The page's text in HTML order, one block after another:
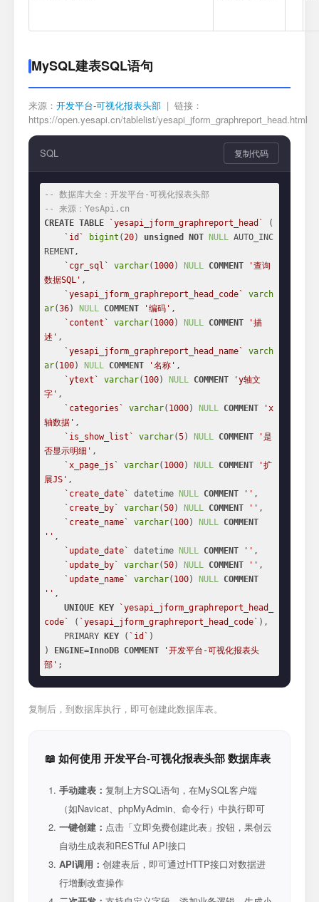
MySQL建表SQL语句
来源： 开发平台-可视化报表头部 | 链接：
https://open.yesapi.cn/tablelist/yesapi_jform_graphreport_head.html
SQL 复制代码
-- 数据库大全：开发平台-可视化报表头部
-- 来源：YesApi.cn
CREATE TABLE `yesapi_jform_graphreport_head`
(
`id`
bigint (20) unsigned NOT NULL AUTO_INC
REMENT,
`cgr_sql`
varchar( 1000) NULL COMMENT
'查询
数据SQL' ,
`yesapi_jform_graphreport_head_code`
varch
ar(36) NULL COMMENT '编码' ,
`content`
varchar( 1000) NULL COMMENT
'描
述' ,
`yesapi_jform_graphreport_head_name`
varch
ar( 100) NULL COMMENT '名称' ,
`ytext`
varchar( 100) NULL COMMENT
'y轴文
字' ,
`categories`
varchar( 1000) NULL COMMENT
'x
轴数据' ,
`is_show_list`
varchar(5) NULL COMMENT
'是
否显示明细' ,
`x_page_js`
varchar( 1000) NULL COMMENT
'扩
展JS' ,
`create_date`
datetime NULL COMMENT '' ,
`create_by`
varchar(50) NULL COMMENT '' ,
`create_name`
varchar( 100) NULL COMMENT
'' ,
`update_date`
datetime NULL COMMENT '' ,
`update_by`
varchar(50) NULL COMMENT '' ,
`update_name`
varchar( 100) NULL COMMENT
'' ,
UNIQUE
KEY
`yesapi_jform_graphreport_head_
code`
( `yesapi_jform_graphreport_head_code` ),
    PRIMARY
KEY ( `id` )
)
ENGINE=InnoDB COMMENT
'开发平台-可视化报表头
部' ;
复制后，到数据库执行，即可创建此数据库表。
📖 如何使用 开发平台-可视化报表头部 数据库表
手动建表： 复制上方SQL语句，在MySQL客户端
（如Navicat、phpMyAdmin、命令行）中执行即可
一键创建： 点击「立即免费创建此表」按钮，果创云
自动生成表和RESTful API接口
API调用： 创建表后，即可通过HTTP接口对数据进
行增删改查操作